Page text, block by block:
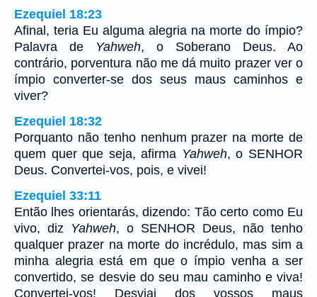
Ezequiel 18:23
Afinal, teria Eu alguma alegria na morte do ímpio?
Palavra de Yahweh, o Soberano Deus. Ao
contrário, porventura não me dá muito prazer ver o
ímpio converter-se dos seus maus caminhos e
viver?
Ezequiel 18:32
Porquanto não tenho nenhum prazer na morte de
quem quer que seja, afirma Yahweh, o SENHOR
Deus. Convertei-vos, pois, e vivei!
Ezequiel 33:11
Então lhes orientarás, dizendo: Tão certo como Eu
vivo, diz Yahweh, o SENHOR Deus, não tenho
qualquer prazer na morte do incrédulo, mas sim a
minha alegria está em que o ímpio venha a ser
convertido, se desvie do seu mau caminho e viva!
Convertei-vos! Desviai dos vossos maus